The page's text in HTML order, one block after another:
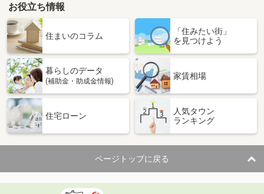
お役立ち情報
住まいのコラム
「住みたい街」
を見つけよう
暮らしのデータ
(補助金・助成金情報)
家賃相場
住宅ローン
人気タウン
ランキング
ページトップに戻る